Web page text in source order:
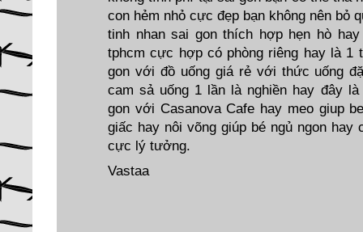
con hẻm nhỏ cực đẹp bạn không nên bỏ
tinh nhan sai gonthích hợp hẹn hò
tphcm cực hợp có phòng riêng hay là 1
gon với đồ uống giá rẻ với thức uống
cam sả uống 1 lần là nghiền hay đây
gon với Casanova Cafe hay meo giup
giấc hay nôi võng giúp bé ngủ ngon hay
cực lý tưởng.
Vastaa